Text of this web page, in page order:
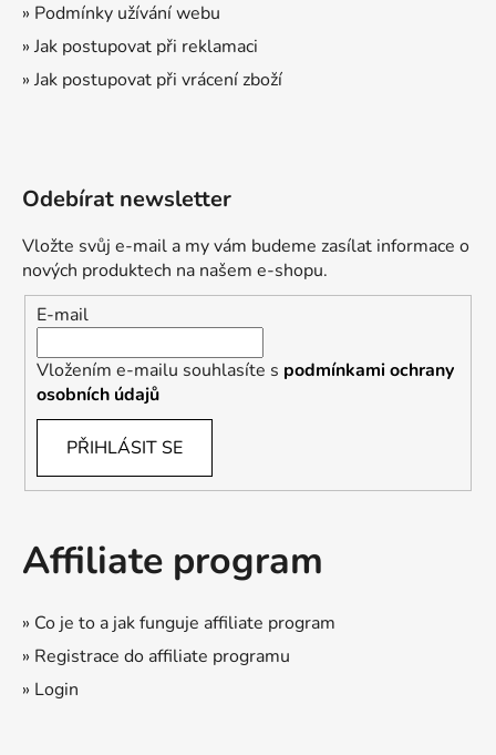
» Podmínky užívání webu
» Jak postupovat při reklamaci
» Jak postupovat při vrácení zboží
Odebírat newsletter
Vložte svůj e-mail a my vám budeme zasílat informace o
nových produktech na našem e-shopu.
E-mail
Vložením e-mailu souhlasíte s podmínkami ochrany
osobních údajů
PŘIHLÁSIT SE
Affiliate program
» Co je to a jak funguje affiliate program
» Registrace do affiliate programu
» Login